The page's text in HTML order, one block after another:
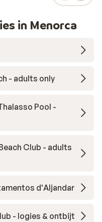
in Menorca
- adults only
Pool -
Club - adults
d'Aljandar
- logies & ontbijt